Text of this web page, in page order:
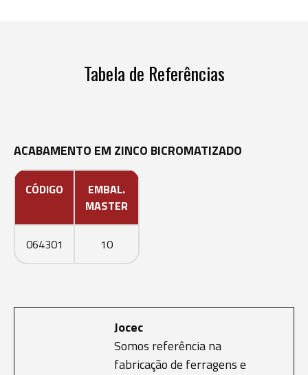
Tabela de Referências
ACABAMENTO EM ZINCO BICROMATIZADO
CÓDIGO
EMBAL.
MASTER
064301 10
Jocec
Somos referência na
fabricação de ferragens e